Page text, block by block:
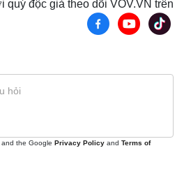
quý độc giả theo dõi VOV.VN trên
and the Google Privacy Policy and Terms of